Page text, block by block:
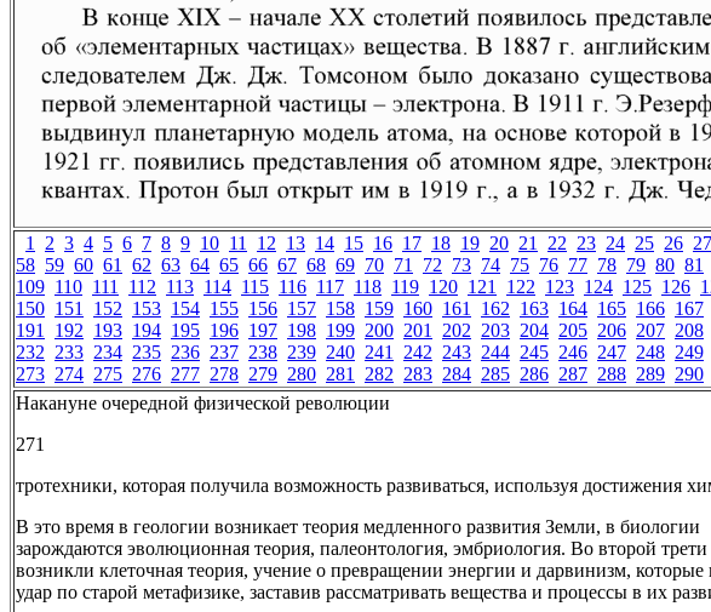
1 2 3 4 5 6 7 8 9 10 11 12 13 14 15 16 17 18 19 20 21 22 23 24 25 26 27
58 59 60 61 62 63 64 65 66 67 68 69 70 71 72 73 74 75 76 77 78 79 80 81
109 110 111 112 113 114 115 116 117 118 119 120 121 122 123 124 125 126
150 151 152 153 154 155 156 157 158 159 160 161 162 163 164 165 166 167
191 192 193 194 195 196 197 198 199 200 201 202 203 204 205 206 207 208
232 233 234 235 236 237 238 239 240 241 242 243 244 245 246 247 248 249
273 274 275 276 277 278 279 280 281 282 283 284 285 286 287 288 289 290
Накануне очередной физической революции
271
тротехники, которая получила возможность развиваться, используя достижения
В это время в геологии возникает теория медленного развития Земли, в биологии
зарождаются эволюционная теория, палеонтология, эмбриология. Во второй
возникли клеточная теория, учение о превращении энергии и дарвинизм, которые
удар по старой метафизике, заставив рассматривать вещества и процессы в их